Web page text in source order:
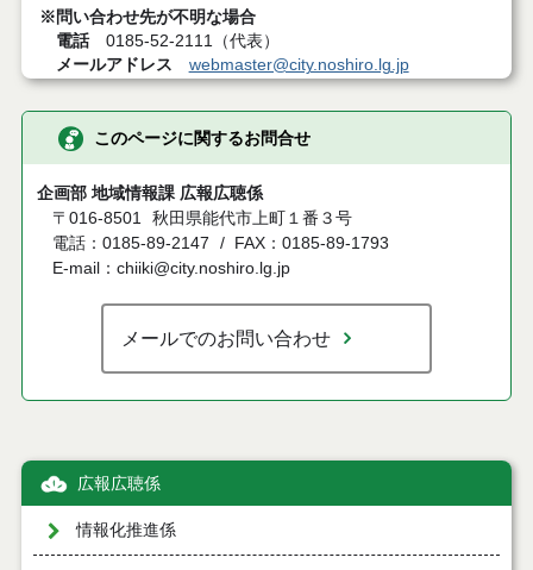
※問い合わせ先が不明な場合
電話0185-52-2111（代表）
メールアドレス
webmaster@city.noshiro.lg.jp
このページに関するお問合せ
企画部 地域情報課 広報広聴係
〒016-8501
秋田県能代市上町１番３号
電話：0185-89-2147
FAX：0185-89-1793
E-mail：chiiki@city.noshiro.lg.jp
メールでのお問い合わせ
広報広聴係
情報化推進係